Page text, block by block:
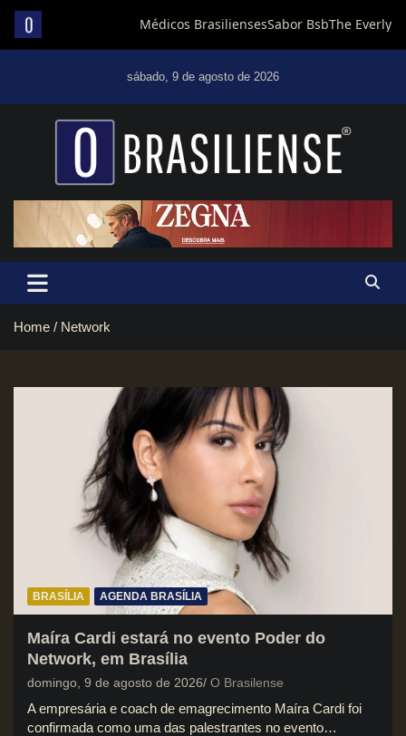
sábado, 9 de agosto de 2026
Um diário de notícias que trabalha por Brasília
Home Network
BRASÍLIA AGENDA BRASÍLIA
Maíra Cardi estará no evento Poder do
Network, em Brasília
domingo, 9 de agosto de 2026 O Brasilense
A empresária e coach de emagrecimento Maíra Cardi foi
confirmada como uma das palestrantes no evento…